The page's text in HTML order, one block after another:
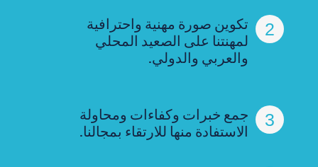
2
تكوين صورة مهنية واحترافية
لمهنتنا على الصعيد المحلي
والعربي والدولي.
3
جمع خبرات وكفاءات ومحاولة
الاستفادة منها للارتقاء بمجالنا.